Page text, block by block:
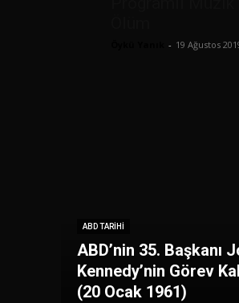
- 19 Ağustos
ABD TARIHI
ABD’nin 35. Başkanı
Kennedy’nin Görev
(20 Ocak 1961)